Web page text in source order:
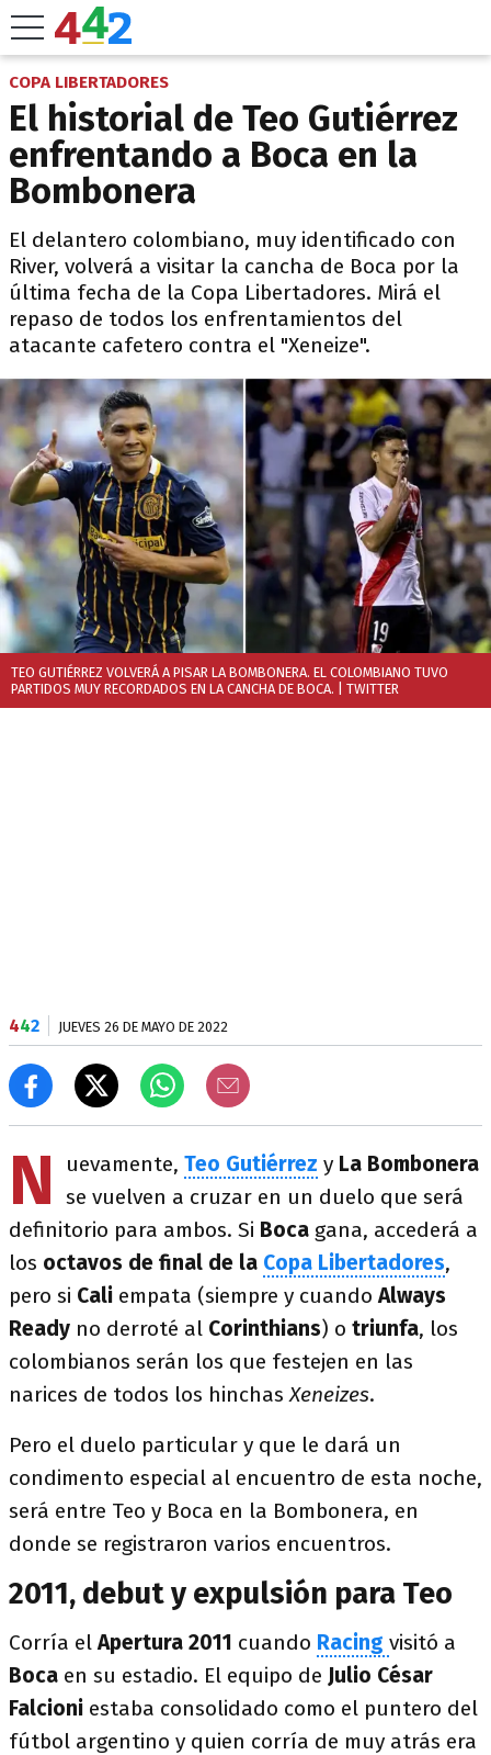
COPA LIBERTADORES
El historial de Teo Gutiérrez
enfrentando a Boca en la
Bombonera
El delantero colombiano, muy identificado con
River, volverá a visitar la cancha de Boca por la
última fecha de la Copa Libertadores. Mirá el
repaso de todos los enfrentamientos del
atacante cafetero contra el "Xeneize".
TEO GUTIÉRREZ VOLVERÁ A PISAR LA BOMBONERA. EL COLOMBIANO TUVO
PARTIDOS MUY RECORDADOS EN LA CANCHA DE BOCA. | TWITTER
442 JUEVES 26 DE MAYO DE 2022
N uevamente, Teo Gutiérrez y La Bombonera
se vuelven a cruzar en un duelo que será
definitorio para ambos. Si Boca gana, accederá a
los octavos de final de la Copa Libertadores,
pero si Cali empata (siempre y cuandoAlways
Ready no derroté al Corinthians) o triunfa, los
colombianos serán los que festejen en las
narices de todos los hinchasXeneizes.
Pero el duelo particular y que le dará un
condimento especial al encuentro de esta noche,
será entre Teo y Boca en la Bombonera, en
donde se registraron varios encuentros.
2011, debut y expulsión para Teo
Corría elApertura 2011 cuando Racing visitó a
Boca en su estadio. El equipo de Julio César
Falcioni estaba consolidado como el puntero del
fútbol argentino y quien corría de muy atrás era